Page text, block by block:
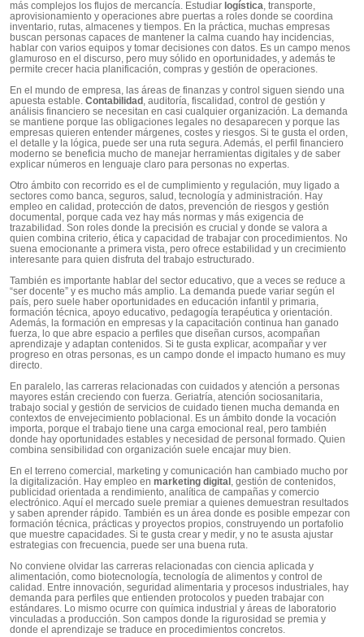
más complejos los flujos de mercancía. Estudiar logística, transporte,
aprovisionamiento y operaciones abre puertas a roles donde se coordina
inventario, rutas, almacenes y tiempos. En la práctica, muchas empresas
buscan personas capaces de mantener la calma cuando hay incidencias,
hablar con varios equipos y tomar decisiones con datos. Es un campo menos
glamuroso en el discurso, pero muy sólido en oportunidades, y además te
permite crecer hacia planificación, compras y gestión de operaciones.
En el mundo de empresa, las áreas de finanzas y control siguen siendo una
apuesta estable. Contabilidad , auditoría, fiscalidad, control de gestión y
análisis financiero se necesitan en casi cualquier organización. La demanda
se mantiene porque las obligaciones legales no desaparecen y porque las
empresas quieren entender márgenes, costes y riesgos. Si te gusta el orden,
el detalle y la lógica, puede ser una ruta segura. Además, el perfil financiero
moderno se beneficia mucho de manejar herramientas digitales y de saber
explicar números en lenguaje claro para personas no expertas.
Otro ámbito con recorrido es el de cumplimiento y regulación, muy ligado a
sectores como banca, seguros, salud, tecnología y administración. Hay
empleo en calidad, protección de datos, prevención de riesgos y gestión
documental, porque cada vez hay más normas y más exigencia de
trazabilidad. Son roles donde la precisión es crucial y donde se valora a
quien combina criterio, ética y capacidad de trabajar con procedimientos. No
suena emocionante a primera vista, pero ofrece estabilidad y un crecimiento
interesante para quien disfruta del trabajo estructurado.
También es importante hablar del sector educativo, que a veces se reduce a
“ser docente” y es mucho más amplio. La demanda puede variar según el
país, pero suele haber oportunidades en educación infantil y primaria,
formación técnica, apoyo educativo, pedagogía terapéutica y orientación.
Además, la formación en empresas y la capacitación continua han ganado
fuerza, lo que abre espacio a perfiles que diseñan cursos, acompañan
aprendizaje y adaptan contenidos. Si te gusta explicar, acompañar y ver
progreso en otras personas, es un campo donde el impacto humano es muy
directo.
En paralelo, las carreras relacionadas con cuidados y atención a personas
mayores están creciendo con fuerza. Geriatría, atención sociosanitaria,
trabajo social y gestión de servicios de cuidado tienen mucha demanda en
contextos de envejecimiento poblacional. Es un ámbito donde la vocación
importa, porque el trabajo tiene una carga emocional real, pero también
donde hay oportunidades estables y necesidad de personal formado. Quien
combina sensibilidad con organización suele encajar muy bien.
En el terreno comercial, marketing y comunicación han cambiado mucho por
la digitalización. Hay empleo en marketing digital , gestión de contenidos,
publicidad orientada a rendimiento, analítica de campañas y comercio
electrónico. Aquí el mercado suele premiar a quienes demuestran resultados
y saben aprender rápido. También es un área donde es posible empezar con
formación técnica, prácticas y proyectos propios, construyendo un portafolio
que muestre capacidades. Si te gusta crear y medir, y no te asusta ajustar
estrategias con frecuencia, puede ser una buena ruta.
No conviene olvidar las carreras relacionadas con ciencia aplicada y
alimentación, como biotecnología, tecnología de alimentos y control de
calidad. Entre innovación, seguridad alimentaria y procesos industriales, hay
demanda para perfiles que entienden protocolos y pueden trabajar con
estándares. Lo mismo ocurre con química industrial y áreas de laboratorio
vinculadas a producción. Son campos donde la rigurosidad se premia y
donde el aprendizaje se traduce en procedimientos concretos.